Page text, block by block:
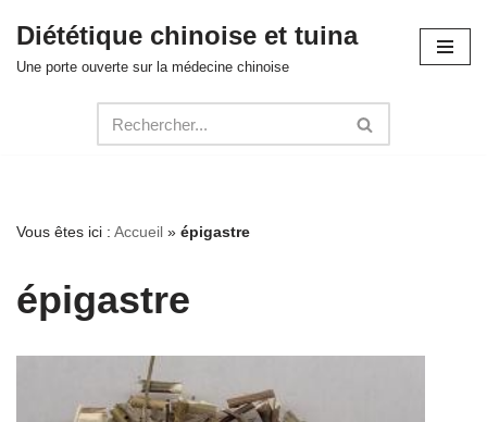
Aller
Diététique chinoise et tuina
Une porte ouverte sur la médecine chinoise
Vous êtes ici : Accueil » épigastre
épigastre